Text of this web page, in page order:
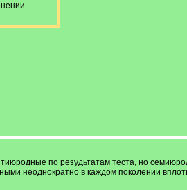
по резудьтатам теста, но
неоднократно в каждом поколении